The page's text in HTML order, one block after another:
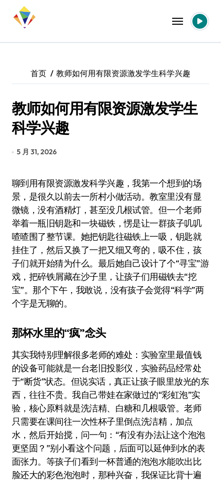
首页 教师如何用有限资源激发学生科学兴趣
教师如何用有限资源激发学生
科学兴趣
5 月 31, 2026
聊到用有限资源激发科学兴趣，我第一个想到的场
景，是很久以前去一所村小做活动。教室里没有显
微镜，没有酒精灯，甚至没几根试管。但一个老师
举着一瓶旧钥匙和一块磁铁，愣是让一群孩子叽叽
喳喳围了整节课。她把钥匙往磁铁上一吸，钥匙就
挂住了，然后又换了一把又细又弯的，吸不住，孩
子们就开始猜为什么。最后她自己设计了个“寻宝”游
戏，把碎铁屑藏在沙子里，让孩子们用磁铁去“挖
宝”。那个下午，我敢说，没有孩子会觉得“科学”两
个字是无聊的。
那杯水里的“疯”念头
其实我特别理解很多老师的难处：实验室里最值钱
的设备可能就是一台老旧投影仪，实验药品经常处
于“断货”状态。但说实话，真正让孩子眼里放光的东
西，往往不贵。我自己带娃在家做过的“彩虹泡”实
验，核心原料就是洗洁精、白糖和几根吸管。老师
只需要在课间往一次性杯子里倒点洗洁精，加点
水，然后开始搅，问一句：“有没有办法让这个泡泡
更坚固？”别小看这个问题，后面可以延伸到水的表
面张力。等孩子们看到一杯普通的泡泡水能吹出比
脸还大的彩色泡泡时，那种兴奋，我保证比背十遍